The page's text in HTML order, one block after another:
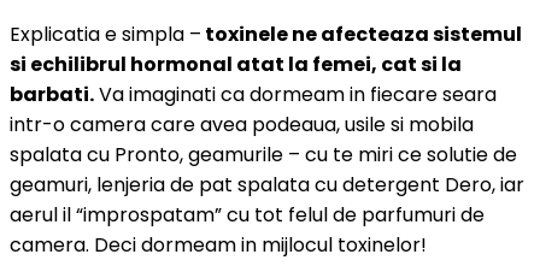
Explicatia e simpla – toxinele ne afecteaza sistemul
si echilibrul hormonal atat la femei, cat si la
barbati.Va imaginati ca dormeam in fiecare seara
intr-o camera care avea podeaua, usile si mobila
spalata cu Pronto, geamurile – cu te miri ce solutie de
geamuri, lenjeria de pat spalata cu detergent Dero, iar
aerul il “improspatam” cu tot felul de parfumuri de
camera. Deci dormeam in mijlocul toxinelor!